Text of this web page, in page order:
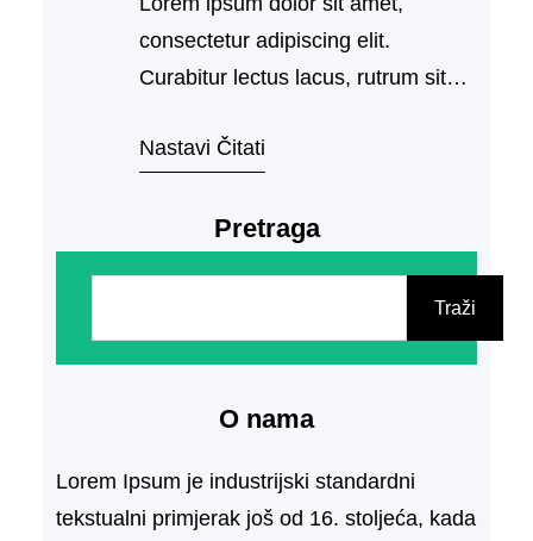
consectetur adipiscing elit.
Curabitur lectus lacus, rutrum sit
mauris. Duis…
Nastavi Čitati
Pretraga
g
a
Traži
O nama
Lorem Ipsum je industrijski standardni
tekstualni primjerak još od 16. stoljeća, kada